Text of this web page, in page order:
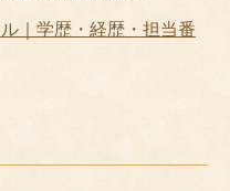
｜学歴・経歴・担当番